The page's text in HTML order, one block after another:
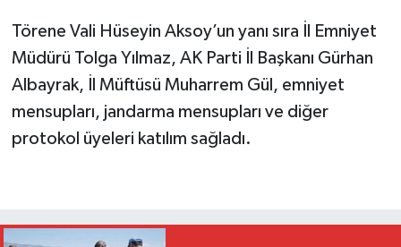
Törene Vali Hüseyin Aksoy’un yanı sıra İl Emniyet
Müdürü Tolga Yılmaz, AK Parti İl Başkanı Gürhan
Albayrak, İl Müftüsü Muharrem Gül, emniyet
mensupları, jandarma mensupları ve diğer
protokol üyeleri katılım sağladı.